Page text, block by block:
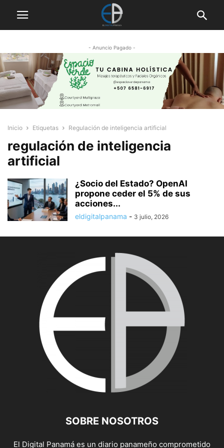
- Anuncio Pagado -
Inicio Etiquetas Regulación de inteligencia artificial
regulación de inteligencia
artificial
¿Socio del Estado? OpenAI
propone ceder el 5% de sus
acciones...
eldigitalpanama - 3 julio, 2026
SOBRE NOSOTROS
El Digital Panamá es un diario panameño comprometido